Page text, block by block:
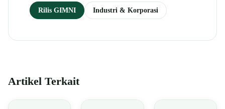
Rilis GIMNI Industri & Korporasi
Artikel Terkait